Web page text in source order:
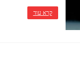
קרא עוד